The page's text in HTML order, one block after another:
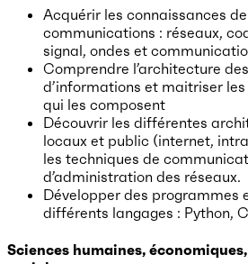
Acquérir les connaissances
communications : réseaux,
signal, ondes et
Comprendre l’architecture
d’informations et maitriser
qui les composent
Découvrir les différentes
locaux et public (internet,
les techniques de
d’administration des réseaux.
Développer des programmes
différents langages : Python,
Sciences humaines,